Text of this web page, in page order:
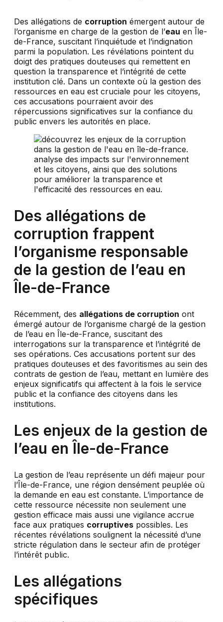
Des allégations de corruption émergent autour de
l’organisme en charge de la gestion de l’eau en Île-
de-France, suscitant l’inquiétude et l’indignation
parmi la population. Les révélations pointent du
doigt des pratiques douteuses qui remettent en
question la transparence et l’intégrité de cette
institution clé. Dans un contexte où la gestion des
ressources en eau est cruciale pour les citoyens,
ces accusations pourraient avoir des
répercussions significatives sur la confiance du
public envers les autorités en place.
Des allégations de
corruption frappent
l’organisme responsable
de la gestion de l’eau en
Île-de-France
Récemment, des allégations de corruption ont
émergé autour de l’organisme chargé de la gestion
de l’eau en Île-de-France, suscitant des
interrogations sur la transparence et l’intégrité de
ses opérations. Ces accusations portent sur des
pratiques douteuses et des favoritismes au sein des
contrats de gestion de l’eau, mettant en lumière des
enjeux significatifs qui affectent à la fois le service
public et la confiance des citoyens dans les
institutions.
Les enjeux de la gestion de
l’eau en Île-de-France
La gestion de l’eau représente un défi majeur pour
l’Île-de-France, une région densément peuplée où
la demande en eau est constante. L’importance de
cette ressource nécessite non seulement une
gestion efficace mais aussi une vigilance accrue
face aux pratiques corruptives possibles. Les
récentes révélations soulignent la nécessité d’une
stricte régulation dans le secteur afin de protéger
l’intérêt public.
Les allégations
spécifiques